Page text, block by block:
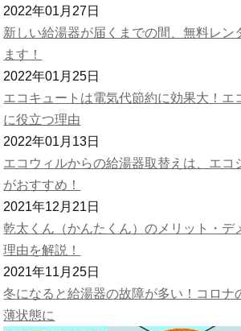
2022年01月27日
新しい給湯器が届くまでの間、無料レン
ます！
2022年01月25日
エコキュートは電気代節約に効果大！エ
に役立つ理由
2022年01月13日
エコウィルからの給湯器取替えは、エコ
がおすすめ！
2021年12月21日
乾太くん（かんたくん）のメリット・デ
理由を解説！
2021年11月25日
冬になると給湯器の故障が多い！コロナ
薄状態に